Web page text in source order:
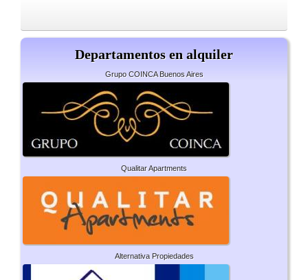
Departamentos en alquiler
Grupo COINCA Buenos Aires
Qualitar Apartments
Alternativa Propiedades